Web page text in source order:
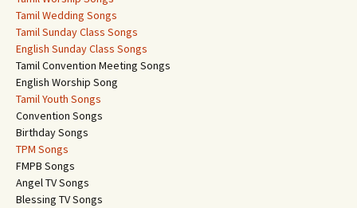
Tamil Wedding Songs
Tamil Sunday Class Songs
English Sunday Class Songs
Tamil Convention Meeting Songs
English Worship Song
Tamil Youth Songs
Convention Songs
Birthday Songs
TPM Songs
FMPB Songs
Angel TV Songs
Blessing TV Songs